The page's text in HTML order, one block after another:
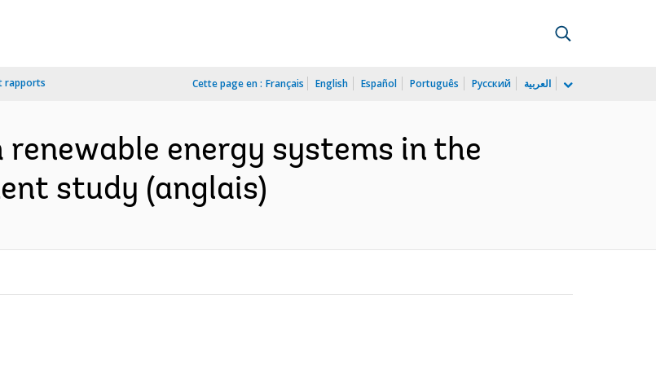
rapports Cette page en : Français English Español Português Русский العربية
energy systems in the
study (anglais)